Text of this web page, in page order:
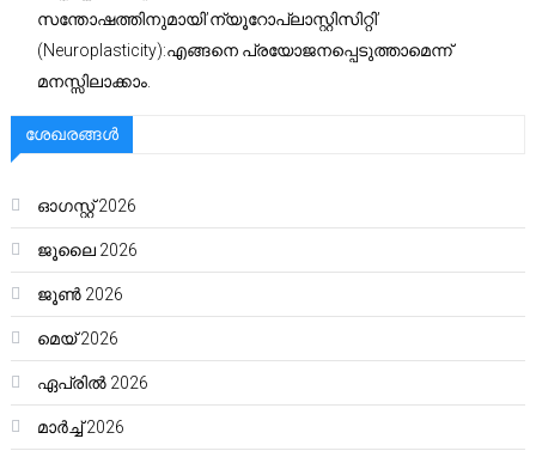
സന്തോഷത്തിനുമായി’ന്യൂറോപ്ലാസ്റ്റിസിറ്റി’
(Neuroplasticity):എങ്ങനെ പ്രയോജനപ്പെടുത്താമെന്ന്
മനസ്സിലാക്കാം.
ശേഖരങ്ങൾ
ഓഗസ്റ്റ്‌ 2026
ജൂലൈ 2026
ജൂൺ 2026
മെയ്‌ 2026
ഏപ്രിൽ 2026
മാർച്ച്‌ 2026